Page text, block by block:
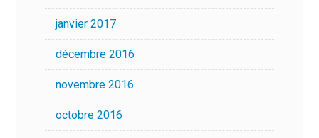
janvier 2017
décembre 2016
novembre 2016
octobre 2016